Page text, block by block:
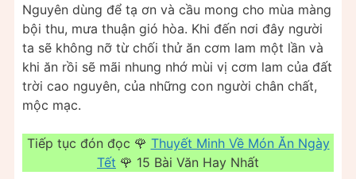
Nguyên dùng để tạ ơn và cầu mong cho mùa màng
bội thu, mưa thuận gió hòa. Khi đến nơi đây người
ta sẽ không nỡ từ chối thử ăn cơm lam một lần và
khi ăn rồi sẽ mãi nhung nhớ mùi vị cơm lam của đất
trời cao nguyên, của những con người chân chất,
mộc mạc.
Tiếp tục đón đọc 🌹 Thuyết Minh Về Món Ăn Ngày
Tết 🌹 15 Bài Văn Hay Nhất